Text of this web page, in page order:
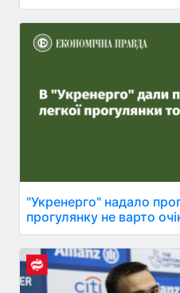
"Укренерго" надало
прогулянку не варто